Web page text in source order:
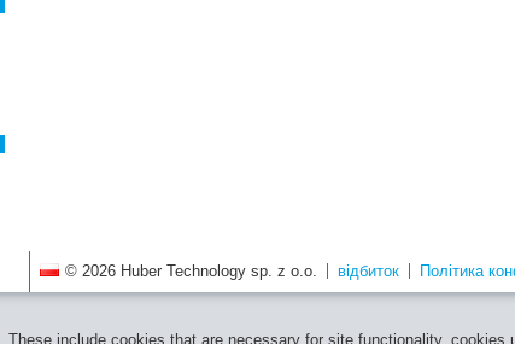
© 2026 Huber Technology sp. z o.o. відбиток Політика
include cookies that are necessary for site functionality,